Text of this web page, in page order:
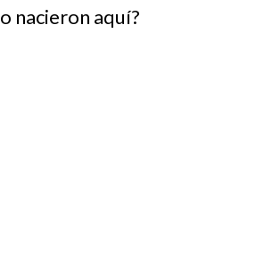
nacieron aquí?